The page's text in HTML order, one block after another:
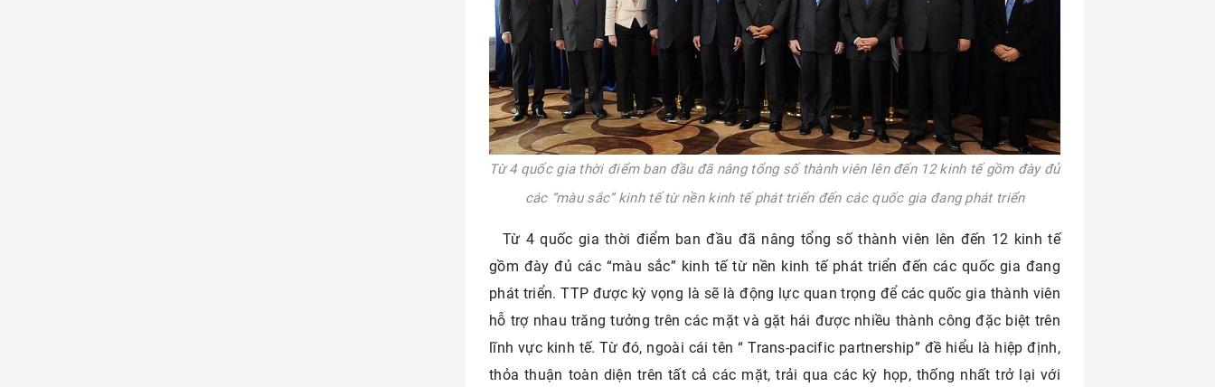
Từ 4 quốc gia thời điểm ban đầu đã nâng tổng số thành viên lên đến 12 kinh tế gồm đày đủ
các “màu sắc” kinh tế từ nền kinh tế phát triển đến các quốc gia đang phát triển
Từ 4 quốc gia thời điểm ban đầu đã nâng tổng số thành viên lên đến 12 kinh tế
gồm đày đủ các “màu sắc” kinh tế từ nền kinh tế phát triển đến các quốc gia đang
phát triển. TTP được kỳ vọng là sẽ là động lực quan trọng để các quốc gia thành viên
hỗ trợ nhau trăng tưởng trên các mặt và gặt hái được nhiều thành công đặc biệt trên
lĩnh vực kinh tế. Từ đó, ngoài cái tên “ Trans-pacific partnership” đề hiểu là hiệp định,
thỏa thuận toàn diện trên tất cả các mặt, trải qua các kỳ họp, thống nhất trở lại với